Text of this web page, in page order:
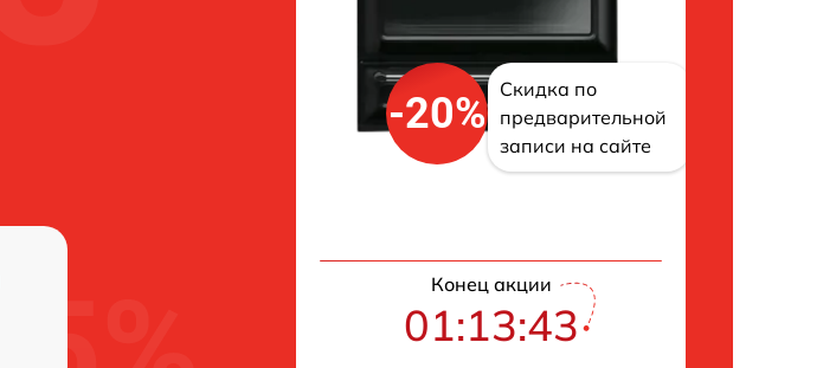
-20%
Скидка по
предварительной
записи на сайте
Конец акции
01:13:42